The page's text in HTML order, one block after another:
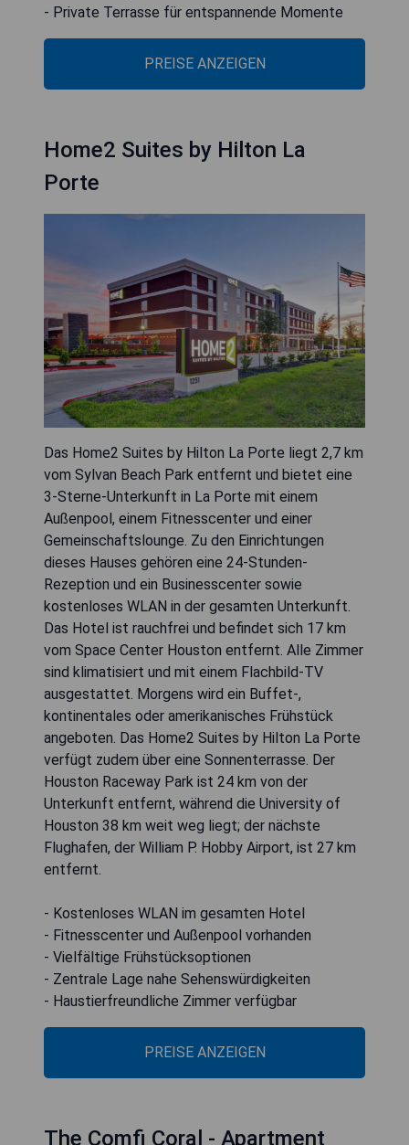
- Private Terrasse für entspannende Momente
PREISE ANZEIGEN
Home2 Suites by Hilton La
Porte
Das Home2 Suites by Hilton La Porte liegt 2,7 km
vom Sylvan Beach Park entfernt und bietet eine
3-Sterne-Unterkunft in La Porte mit einem
Außenpool, einem Fitnesscenter und einer
Gemeinschaftslounge. Zu den Einrichtungen
dieses Hauses gehören eine 24-Stunden-
Rezeption und ein Businesscenter sowie
kostenloses WLAN in der gesamten Unterkunft.
Das Hotel ist rauchfrei und befindet sich 17 km
vom Space Center Houston entfernt. Alle Zimmer
sind klimatisiert und mit einem Flachbild-TV
ausgestattet. Morgens wird ein Buffet-,
kontinentales oder amerikanisches Frühstück
angeboten. Das Home2 Suites by Hilton La Porte
verfügt zudem über eine Sonnenterrasse. Der
Houston Raceway Park ist 24 km von der
Unterkunft entfernt, während die University of
Houston 38 km weit weg liegt; der nächste
Flughafen, der William P. Hobby Airport, ist 27 km
entfernt.
- Kostenloses WLAN im gesamten Hotel
- Fitnesscenter und Außenpool vorhanden
- Vielfältige Frühstücksoptionen
- Zentrale Lage nahe Sehenswürdigkeiten
- Haustierfreundliche Zimmer verfügbar
PREISE ANZEIGEN
The Comfi Coral - Apartment